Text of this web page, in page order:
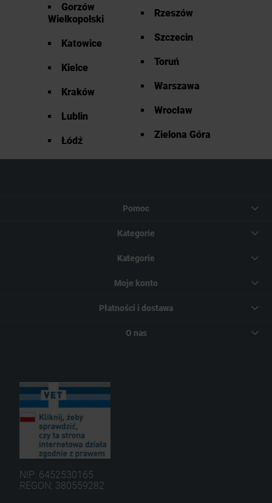
Gorzów
Wielkopolski
Katowice
Kielce
Kraków
Lublin
Łódź
Rzeszów
Szczecin
Toruń
Warszawa
Wrocław
Zielona Góra
Pomoc
Kategorie
Kategorie
Moje konto
Płatności i dostawa
O nas
NIP: 6452530165
REGON: 380559282